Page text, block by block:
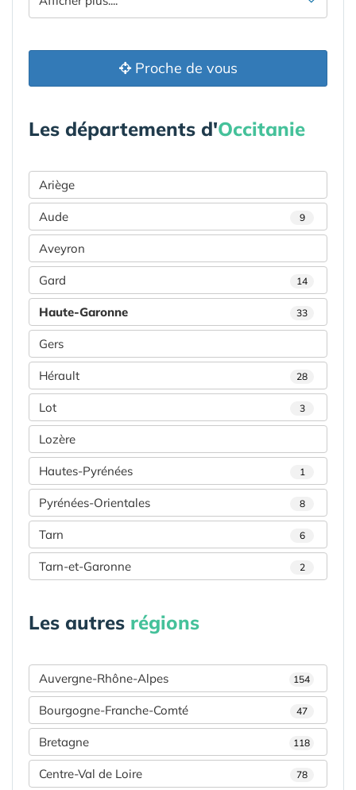
Proche de vous
Les départements d'Occitanie
Ariège
Aude 9
Aveyron
Gard 14
Haute-Garonne 33
Gers
Hérault 28
Lot 3
Lozère
Hautes-Pyrénées 1
Pyrénées-Orientales 8
Tarn 6
Tarn-et-Garonne 2
Les autres régions
Auvergne-Rhône-Alpes 154
Bourgogne-Franche-Comté 47
Bretagne 118
Centre-Val de Loire 78